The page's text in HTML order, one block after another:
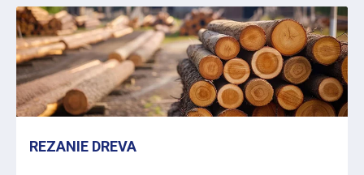
REZANIE DREVA